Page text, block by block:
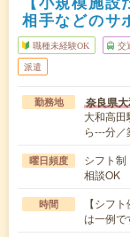
相手などのサ
職種未経験OK 交
派遣
勤務地 奈良県
大和高
ら---分
曜日頻度
シフト
相談OK
時間
【シフ
は一例